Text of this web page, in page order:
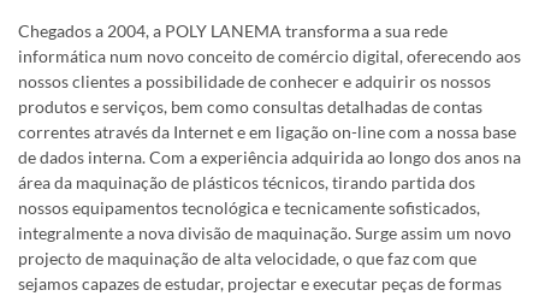
Chegados a 2004, a POLY LANEMA transforma a sua rede
informática num novo conceito de comércio digital, oferecendo aos
nossos clientes a possibilidade de conhecer e adquirir os nossos
produtos e serviços, bem como consultas detalhadas de contas
correntes através da Internet e em ligação on-line com a nossa base
de dados interna. Com a experiência adquirida ao longo dos anos na
área da maquinação de plásticos técnicos, tirando partida dos
nossos equipamentos tecnológica e tecnicamente sofisticados,
integralmente a nova divisão de maquinação. Surge assim um novo
projecto de maquinação de alta velocidade, o que faz com que
sejamos capazes de estudar, projectar e executar peças de formas